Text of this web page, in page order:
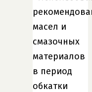
масел и
смазочных
материалов
в период
обкатки